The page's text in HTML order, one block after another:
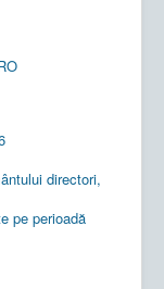
directori,
pe perioadă